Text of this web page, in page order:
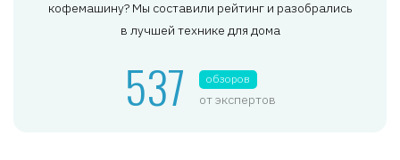
кофемашину? Мы составили рейтинг и разобрались
в лучшей технике для дома
537 обзоров
от экспертов